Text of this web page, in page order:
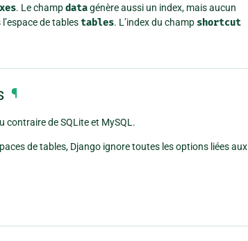
. Le champdatagénère aussi un index, mais aucun
de tablestables. L’index du champ shortcut
¶
contraire de SQLite et MySQL.
de tables, Django ignore toutes les options liées aux